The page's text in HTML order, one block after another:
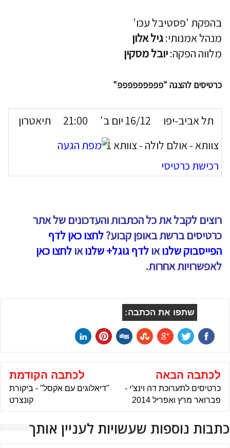
בהפקת 'פסטיבל עכו'
מנהל אמנותי:גיל אלון
מלווה הפקה:יובל מסקין
כרטיסים להצגה "פפפפפפפפפ"
תל אביב-יפו 16/12 יום ב' 21:00
תיאטרון
צוותא - אולם לולה - צוותא 1
רכישת כרטיסי
רוצים לקבל את כל הכתבות והעדכונים של אתר
כרטיסים ברשת באופן קבוע?לחצו כאן לדף
הפייסבוק שלנואולדף גוגל+ שלנואולחצו כאן
לאפשרויות אחרות.
שתפו את הכתבה:
לכתבה הבאה
כרטיסים לתערוכת דה וינצ'י -
פברואר מרץ ואפריל 2014
לכתבה הקודמת
"דיאלוגים עם אקסל" - ביקורת
קונצרט
כתבות נוספות שעשויות לעניין אותך